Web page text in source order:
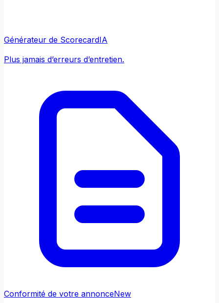
Générateur de ScorecardIA
Plus jamais d’erreurs d’entretien.
Conformité de votre annonceNew